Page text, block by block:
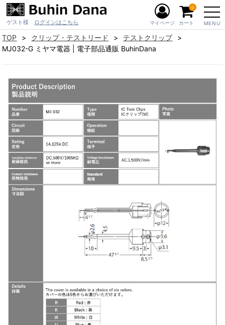
ゲスト様 ログインはこちら MENU
マイページ カート
0
TOP クリップ・テストリード
テストクリップ
MJ032-G ミヤマ電器 | 電子部品通販 BuhinDana